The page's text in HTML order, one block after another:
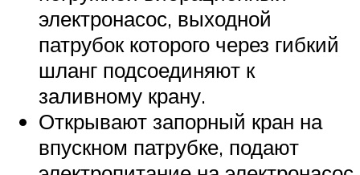
электронасос, выходной
патрубок которого через гибкий
шланг подсоединяют к
заливному крану.
Открывают запорный кран на
впускном патрубке, подают